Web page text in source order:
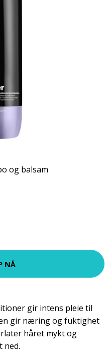
og balsam
NÅ
gir intens pleie til
gir næring og fuktighet
håret mykt og
ned.